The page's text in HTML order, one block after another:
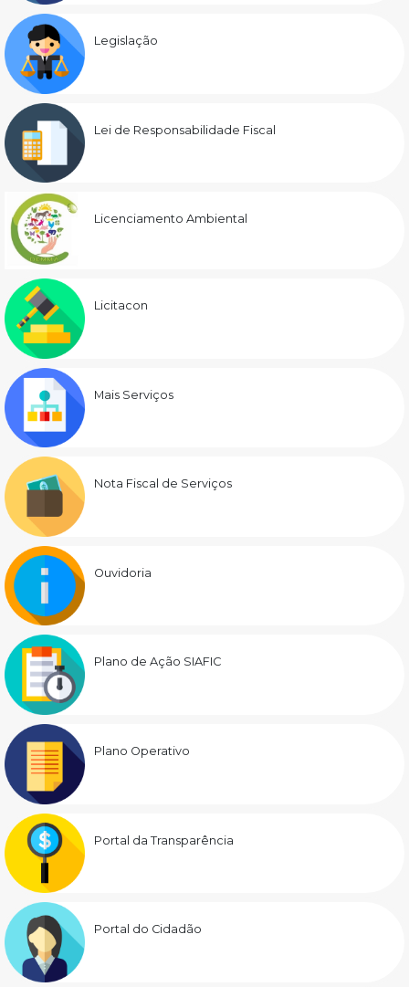
Legislação
Lei de Responsabilidade Fiscal
Licenciamento Ambiental
Licitacon
Mais Serviços
Nota Fiscal de Serviços
Ouvidoria
Plano de Ação SIAFIC
Plano Operativo
Portal da Transparência
Portal do Cidadão